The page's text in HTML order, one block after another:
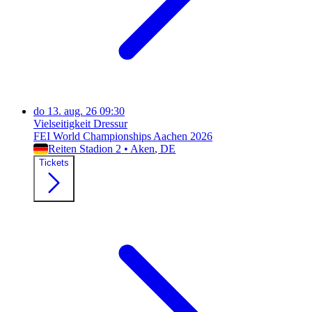
do 13. aug. 26 09:30
Vielseitigkeit Dressur
FEI World Championships Aachen 2026
Reiten Stadion 2 • Aken, DE
Tickets